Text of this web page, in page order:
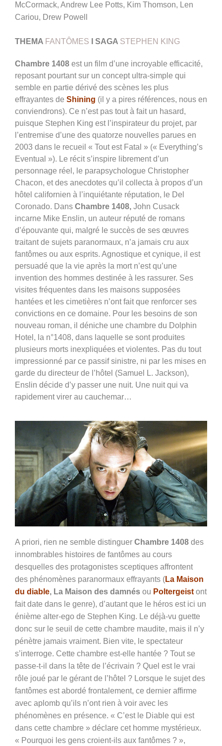
McCormack, Andrew Lee Potts, Kim Thomson, Len
Cariou, Drew Powell
THEMA FANTÔMES SAGA STEPHEN KING
Chambre 1408 est un film d’une incroyable efficacité,
reposant pourtant sur un concept ultra-simple qui
semble en partie dérivé des scènes les plus
effrayantes de Shining (il y a pires références, nous en
conviendrons). Ce n’est pas tout à fait un hasard,
puisque Stephen King est l’inspirateur du projet, par
l’entremise d’une des quatorze nouvelles parues en
2003 dans le recueil « Tout est Fatal » (« Everything’s
Eventual »). Le récit s’inspire librement d’un
personnage réel, le parapsychologue Christopher
Chacon, et des anecdotes qu’il collecta à propos d’un
hôtel californien à l’inquiétante réputation, le Del
Coronado. Dans Chambre 1408, John Cusack
incarne Mike Enslin, un auteur réputé de romans
d’épouvante qui, malgré le succès de ses œuvres
traitant de sujets paranormaux, n’a jamais cru aux
fantômes ou aux esprits. Agnostique et cynique, il est
persuadé que la vie après la mort n’est qu’une
invention des hommes destinée à les rassurer. Ses
visites fréquentes dans les maisons supposées
hantées et les cimetières n’ont fait que renforcer ses
convictions en ce domaine. Pour les besoins de son
nouveau roman, il déniche une chambre du Dolphin
Hotel, la n°1408, dans laquelle se sont produites
plusieurs morts inexpliquées et violentes. Pas du tout
impressionné par ce passif sinistre, ni par les mises en
garde du directeur de l’hôtel (Samuel L. Jackson),
Enslin décide d’y passer une nuit. Une nuit qui va
rapidement virer au cauchemar…
A priori, rien ne semble distinguer Chambre 1408 des
innombrables histoires de fantômes au cours
desquelles des protagonistes sceptiques affrontent
des phénomènes paranormaux effrayants (La Maison
du diable, La Maison des damnés ou Poltergeist ont
fait date dans le genre), d’autant que le héros est ici un
énième alter-ego de Stephen King. Le déjà-vu guette
donc sur le seuil de cette chambre maudite, mais il n’y
pénètre jamais vraiment. Bien vite, le spectateur
s’interroge. Cette chambre est-elle hantée ? Tout se
passe-t-il dans la tête de l’écrivain ? Quel est le vrai
rôle joué par le gérant de l’hôtel ? Lorsque le sujet des
fantômes est abordé frontalement, ce dernier affirme
avec aplomb qu’ils n’ont rien à voir avec les
phénomènes en présence. « C’est le Diable qui est
dans cette chambre » déclare cet homme mystérieux.
« Pourquoi les gens croient-ils aux fantômes ? »,